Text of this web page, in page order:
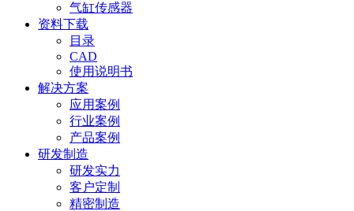
气缸传感器
资料下载
目录
CAD
使用说明书
解决方案
应用案例
行业案例
产品案例
研发制造
研发实力
客户定制
精密制造